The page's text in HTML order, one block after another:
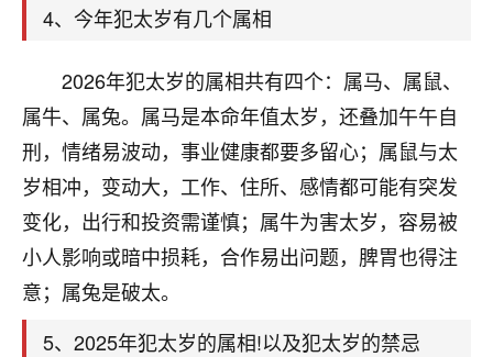
4、今年犯太岁有几个属相
2026年犯太岁的属相共有四个：属马、属鼠、
属牛、属兔。属马是本命年值太岁，还叠加午午自
刑，情绪易波动，事业健康都要多留心；属鼠与太
岁相冲，变动大，工作、住所、感情都可能有突发
变化，出行和投资需谨慎；属牛为害太岁，容易被
小人影响或暗中损耗，合作易出问题，脾胃也得注
意；属兔是破太。
5、2025年犯太岁的属相!以及犯太岁的禁忌
是我从找店开始都是找慧来老师跟进的，选
大环境不好，但是我家生意还可以，前几天又
刚找老师做了补财库，希望财运更好一点！
2小时前 来自海南 18
梦醒时分
我女儿高二叛逆，大半年不上学，一说她就要死要活
的，把我们两口子愁的不行，朋友给我推荐的慧来老
师，一开始我是病急乱投医，这半年来，法事一个个
做完，我女儿跟变了个人一样，不期望她能考多好的
大学，只要能安安稳稳的把书读了，身体心理都健健